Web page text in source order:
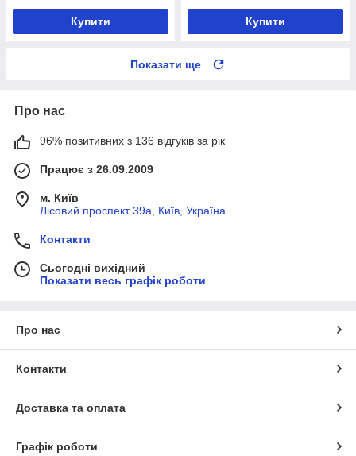
Купити Купити
Показати ще
Про нас
96% позитивних з 136 відгуків за рік
Працює з 26.09.2009
м. Київ
Лісовий проспект 39а, Київ, Україна
Контакти
Сьогодні вихідний
Показати весь графік роботи
Про нас
Контакти
Доставка та оплата
Графік роботи